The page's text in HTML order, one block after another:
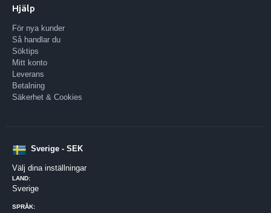
Hjälp
För nya kunder
Så handlar du
Söktips
Mitt konto
Leverans
Betalning
Säkerhet & Cookies
Sverige - SEK
Välj dina inställningar
LAND:
Sverige
SPRÅK: